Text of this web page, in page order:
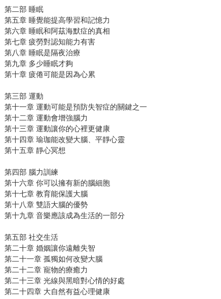
第二部 睡眠
第五章 睡覺能提高學習和記憶力
第六章 睡眠和阿茲海默症的真相
第七章 疲勞對認知能力有害
第八章 睡眠是隔夜治療
第九章 多少睡眠才夠
第十章 疲倦可能是因為心累
第三部 運動
第十一章 運動可能是預防失智症的關鍵之一
第十二章 運動會增強腦力
第十三章 運動讓你的心裡更健康
第十四章 瑜珈能改變大腦、平靜心靈
第十五章 靜心冥想
第四部 腦力訓練
第十六章 你可以擁有新的腦細胞
第十七章 教育能保護大腦
第十八章 雙語大腦的優勢
第十九章 音樂應該成為生活的一部分
第五部 社交生活
第二十章 婚姻讓你遠離失智
第二十一章 孤獨如何改變大腦
第二十二章 寵物的療癒力
第二十三章 光線與黑暗對心情的好處
第二十四章 大自然有益心理健康